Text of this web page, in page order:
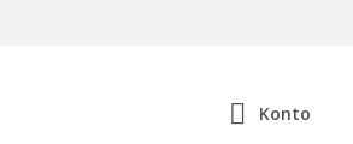
Konto